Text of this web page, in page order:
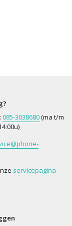
085-3038680(ma t/m
servicepagina